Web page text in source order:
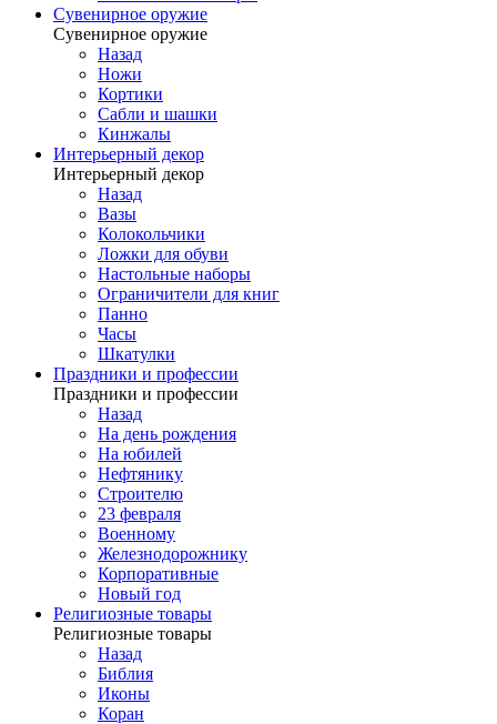
Сувенирное оружие
Сувенирное оружие
Назад
Ножи
Кортики
Сабли и шашки
Кинжалы
Интерьерный декор
Интерьерный декор
Назад
Вазы
Колокольчики
Ложки для обуви
Настольные наборы
Ограничители для книг
Панно
Часы
Шкатулки
Праздники и профессии
Праздники и профессии
Назад
На день рождения
На юбилей
Нефтянику
Строителю
23 февраля
Военному
Железнодорожнику
Корпоративные
Новый год
Религиозные товары
Религиозные товары
Назад
Библия
Иконы
Коран